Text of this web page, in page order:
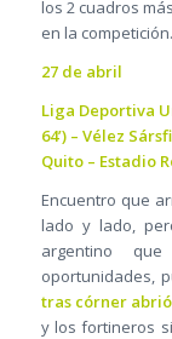
los 2 cuadros
en la competición.
27 de abril
Liga Deportiva
64’) – Vélez
Quito – Estadio
Encuentro que
lado y lado,
argentino
oportunidades,
tras córner
y los fortineros